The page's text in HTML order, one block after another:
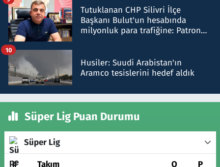
Tutuklanan CHP Silivri İlçe
Başkanı Bulut'un hesabında
milyonluk para trafiğine: Patron
Husiler: Suudi Arabistan'ın
Aramco tesislerini hedef aldık
10
Süper Lig Puan Durumu
Süper Lig
# Takım O P